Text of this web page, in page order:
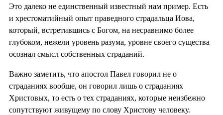
Это далеко не единственный известный нам пример. Есть
и хрестоматийный опыт праведного страдальца Иова,
который, встретившись с Богом, на несравнимо более
глубоком, нежели уровень разума, уровне своего существа
осознал смысл собственных страданий.
Важно заметить, что апостол Павел говорил не о
страданиях вообще, он говорил лишь о страданиях
Христовых, то есть о тех страданиях, которые неизбежно
сопутствуют живущему по слову Христову человеку.